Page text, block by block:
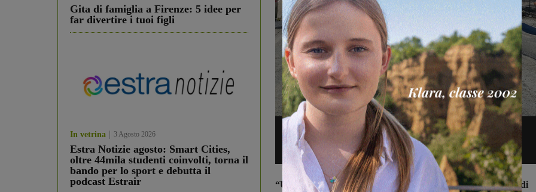
Gita di famiglia a Firenze: 5 idee per
far divertire i tuoi figli
In vetrina 3 Agosto 2026
Estra Notizie agosto: Smart Cities,
oltre 44mila studenti coinvolti, torna il
bando per lo sport e debutta il
podcast Estrair
“Un sentito ringraziamento da parte dell’Amministrazione e di